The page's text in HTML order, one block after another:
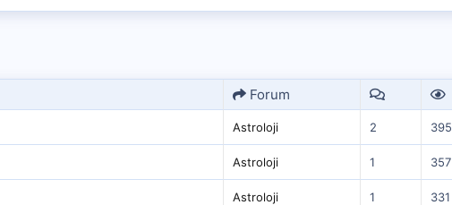
Forum
Astroloji 2 395
Astroloji 1 357
Astroloji 1 331